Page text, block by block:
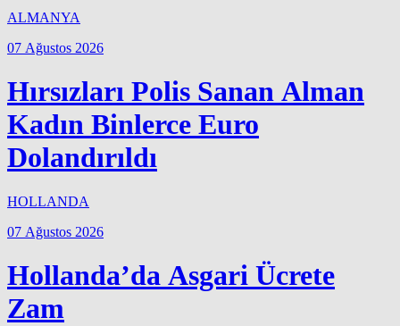
ALMANYA
07 Ağustos 2026
Hırsızları Polis Sanan Alman
Kadın Binlerce Euro
Dolandırıldı
HOLLANDA
07 Ağustos 2026
Hollanda’da Asgari Ücrete
Zam